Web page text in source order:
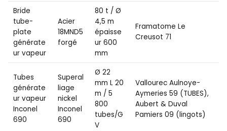
Bride
tube-
plate
générate
ur vapeur
Acier
18MND5
forgé
80 t / Ø
4,5 m
épaisse
ur 600
mm
Framatome Le
Creusot 71
Tubes
générate
ur vapeur
Inconel
690
Superal
liage
nickel
Inconel
690
Ø 22
mm L 20
m / 5
800
tubes/G
V
Vallourec Aulnoye-
Aymeries 59 (TUBES),
Aubert & Duval
Pamiers 09 (lingots)